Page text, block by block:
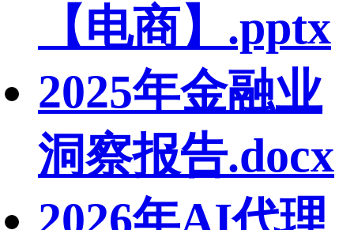
【电商】.pptx
2025年金融业
洞察报告.docx